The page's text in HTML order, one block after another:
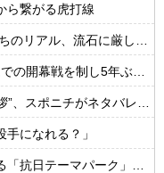
繋がる虎打線
しい…w↓結果、食生活が悲惨な事に
進！新加入のペイショットが1G1Aの活躍
スポニチがネタバレ報道
になれる？」
パーク」を各地で大量建設